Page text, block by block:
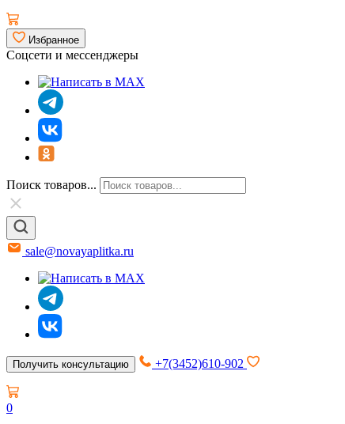
Избранное
Соцсети и мессенджеры
Поиск товаров...
sale@novayaplitka.ru
Получить консультацию +7(3452)610-902
0